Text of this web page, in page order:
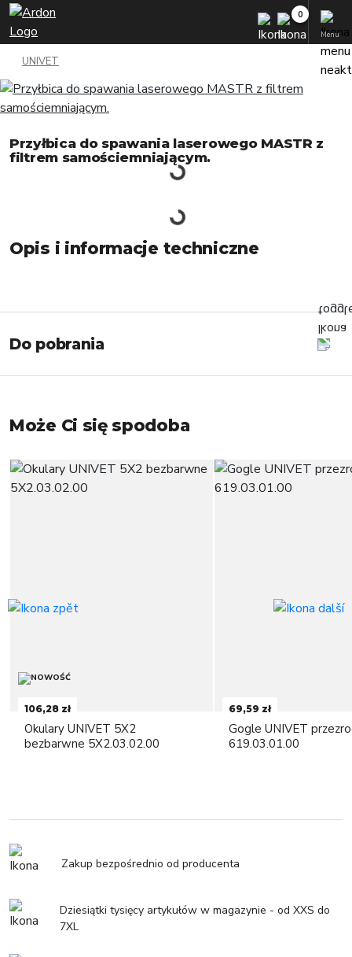
Menu
UNIVET
Przyłbica do spawania laserowego MASTR z
filtrem samościemniającym.
Opis i informacje techniczne
Do pobrania
Może Ci się spodoba
106,28 zł
Okulary UNIVET 5X2
bezbarwne 5X2.03.02.00
69,59 zł
Gogle UNIVET
619.03.01.00
Zakup bezpośrednio od producenta
Dziesiątki tysięcy artykułów w magazynie - od XXS do
7XL